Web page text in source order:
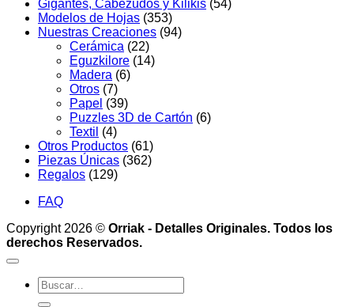
Gigantes, Cabezudos y Kilikis (54)
Modelos de Hojas (353)
Nuestras Creaciones (94)
Cerámica (22)
Eguzkilore (14)
Madera (6)
Otros (7)
Papel (39)
Puzzles 3D de Cartón (6)
Textil (4)
Otros Productos (61)
Piezas Únicas (362)
Regalos (129)
FAQ
Copyright 2026 © Orriak - Detalles Originales. Todos los
derechos Reservados.
Buscar
por: